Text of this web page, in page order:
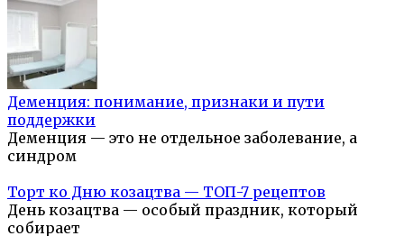
Деменция: понимание, признаки и пути
поддержки
Деменция — это не отдельное заболевание, а
синдром
Торт ко Дню козацтва — ТОП-7 рецептов
День козацтва — особый праздник, который
собирает